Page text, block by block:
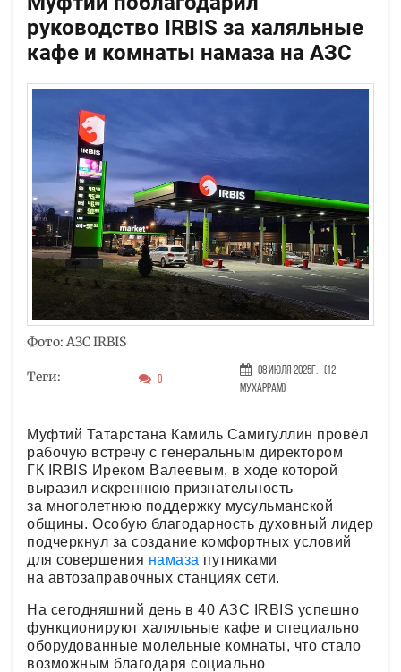
руководство IRВIS за халяльные
кафе и комнаты намаза на АЗС
Фото: АЗС IRBIS
Теги: 0
08 Июля 2025г. (12
Мухаррам)
Муфтий Татарстана Камиль Самигуллин провёл
рабочую встречу с генеральным директором
ГК IRBIS Иреком Валеевым, в ходе которой
выразил искреннюю признательность
за многолетнюю поддержку мусульманской
общины. Особую благодарность духовный лидер
подчеркнул за создание комфортных условий
для совершения намаза путниками
на автозаправочных станциях сети.
На сегодняшний день в 40 АЗС IRBIS успешно
функционируют халяльные кафе и специально
оборудованные молельные комнаты, что стало
возможным благодаря социально